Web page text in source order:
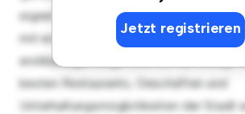
Jetzt registrieren
eignet sich perfekt für Gäste, und die
mit erstklassigen Geräten ausgestattet.
erstklassigen Lage sind Sie nur wenige
besten Restaurants, Geschäften und
Unterhaltungsmöglichkeiten der Stadt